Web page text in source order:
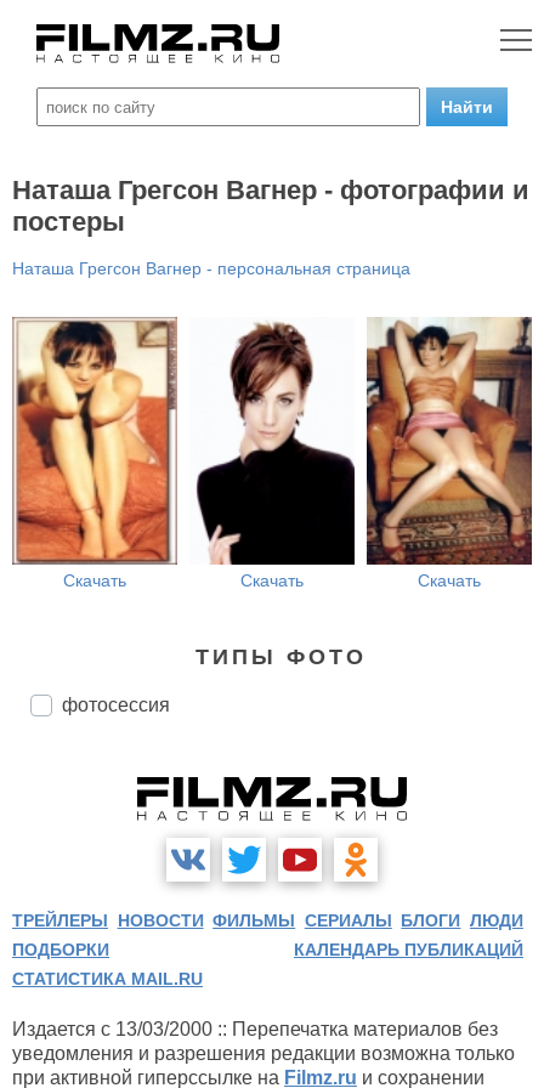
Наташа Грегсон Вагнер - фотографии и
постеры
Наташа Грегсон Вагнер - персональная страница
Скачать Скачать Скачать
ТИПЫ ФОТО
фотосессия
ТРЕЙЛЕРЫ НОВОСТИ ФИЛЬМЫ СЕРИАЛЫ БЛОГИ ЛЮДИ
ПОДБОРКИ
КАЛЕНДАРЬ ПУБЛИКАЦИЙ
СТАТИСТИКА MAIL.RU
Издается с 13/03/2000 :: Перепечатка материалов без
уведомления и разрешения редакции возможна только
при активной гиперссылке на Filmz.ru и сохранении